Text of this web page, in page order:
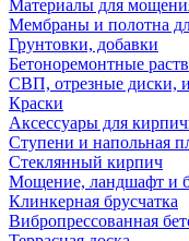
Материалы для
Мембраны и полотна
Грунтовки, добавки
Бетоноремонтные
СВП, отрезные диски,
Краски
Аксессуары для
Ступени и напольная
Cтеклянный кирпич
Мощение, ландшафт и
Клинкерная брусчатка
Вибропрессованная